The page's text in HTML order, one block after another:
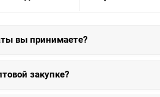
вы принимаете?
закупке?